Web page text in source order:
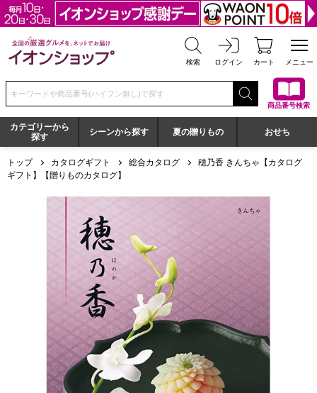
全国の厳選グルメを、ネットでお届け イオンショップ
検索 ログイン カート メニュー
検索キーワードまたは商品番号を入力してください
商品番号検索
カテゴリーから
探す
シーンから探す 夏の贈りもの おせち
トップ カタログギフト 総合カタログ
穂乃香 きんちゃ【カタログ
ギフト】【贈りものカタログ】